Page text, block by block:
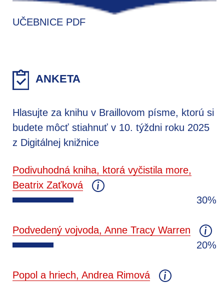
UČEBNICE PDF
ANKETA
Hlasujte za knihu v Braillovom písme, ktorú si
budete môcť stiahnuť v 10. týždni roku 2025
z Digitálnej knižnice
Podivuhodná kniha, ktorá vyčistila more,
Beatrix Zaťková
30%
Podvedený vojvoda, Anne Tracy Warren
20%
Popol a hriech, Andrea Rimová